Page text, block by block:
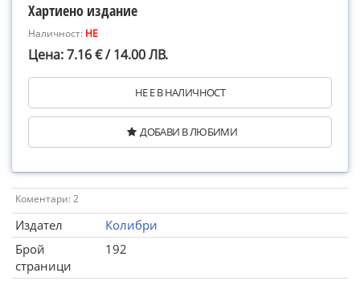
Хартиено издание
Наличност: НЕ
Цена: 7.16 € / 14.00 ЛВ.
НЕ Е В НАЛИЧНОСТ
ДОБАВИ В ЛЮБИМИ
Коментари: 2
Издател
Колибри
Брой
страници
192